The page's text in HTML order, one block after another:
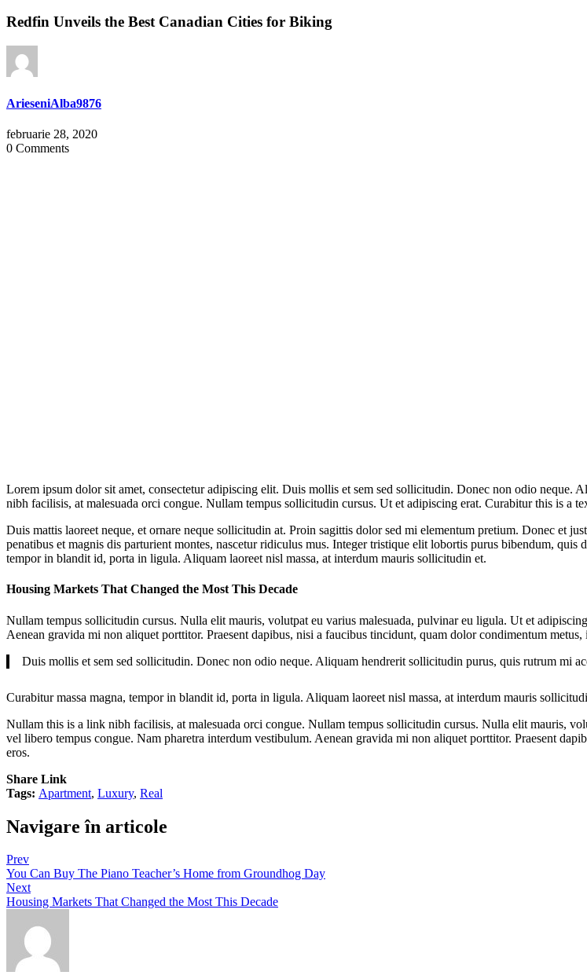
Redfin Unveils the Best Canadian Cities for Biking
ArieseniAlba9876
februarie 28, 2020
0 Comments
Lorem ipsum dolor sit amet, consectetur adipiscing elit. Duis mollis et sem sed sollicitudin. Donec non odio
nibh facilisis, at malesuada orci congue. Nullam tempus sollicitudin cursus. Ut et adipiscing erat. Curabitur this is a
Duis mattis laoreet neque, et ornare neque sollicitudin at. Proin sagittis dolor sed mi elementum pretium. Donec et
penatibus et magnis dis parturient montes, nascetur ridiculus mus. Integer tristique elit lobortis purus bibendum,
tempor in blandit id, porta in ligula. Aliquam laoreet nisl massa, at interdum mauris sollicitudin et.
Housing Markets That Changed the Most This Decade
Nullam tempus sollicitudin cursus. Nulla elit mauris, volutpat eu varius malesuada, pulvinar eu ligula. Ut et
Aenean gravida mi non aliquet porttitor. Praesent dapibus, nisi a faucibus tincidunt, quam dolor condimentum
Duis mollis et sem sed sollicitudin. Donec non odio neque. Aliquam hendrerit sollicitudin purus, quis rutrum mi
Curabitur massa magna, tempor in blandit id, porta in ligula. Aliquam laoreet nisl massa, at interdum mauris
Nullam this is a link nibh facilisis, at malesuada orci congue. Nullam tempus sollicitudin cursus. Nulla elit mauris,
vel libero tempus congue. Nam pharetra interdum vestibulum. Aenean gravida mi non aliquet porttitor. Praesent
eros.
Share Link
Tags: Apartment, Luxury, Real
Navigare în articole
Prev
You Can Buy The Piano Teacher’s Home from Groundhog Day
Next
Housing Markets That Changed the Most This Decade